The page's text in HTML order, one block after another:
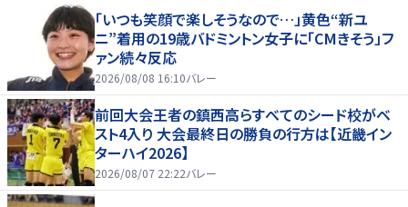
「いつも笑顔で楽しそうなので…」黄色“新ユ
ニ”着用の19歳バドミントン女子に「CMきそう」フ
ァン続々反応
2026/08/08 16:10バレー
前回大会王者の鎮西高らすべてのシード校がベ
スト4入り 大会最終日の勝負の行方は【近畿イン
ターハイ2026】
2026/08/07 22:22バレー